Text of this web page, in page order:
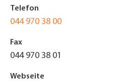
Telefon
044 970 38 00
Fax
044 970 38 01
Webseite